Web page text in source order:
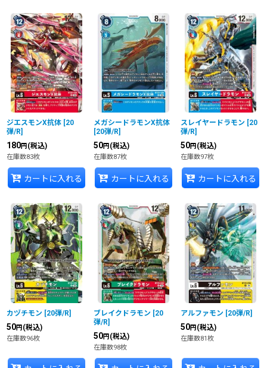
ジエスモンX抗体 [20
弾/R]
180円 (税込)
在庫数83枚
カートに入れる
メガシードラモンX抗体
[20弾/R]
50円 (税込)
在庫数87枚
カートに入れる
スレイヤードラモン [20
弾/R]
50円 (税込)
在庫数97枚
カートに入れる
カヅチモン [20弾/R]
50円 (税込)
在庫数96枚
ブレイクドラモン [20
弾/R]
50円 (税込)
在庫数98枚
アルファモン [20弾/R]
50円 (税込)
在庫数81枚